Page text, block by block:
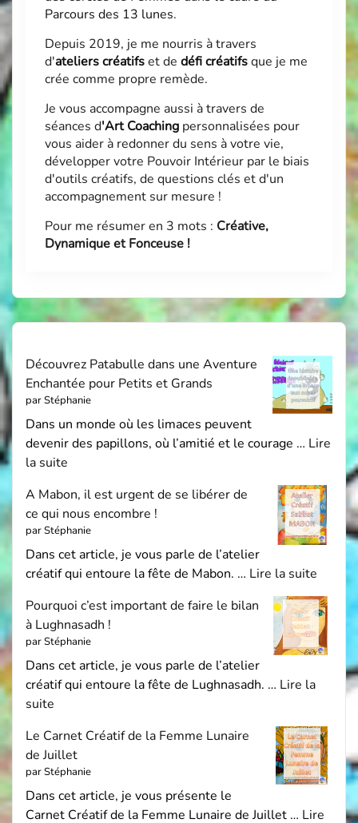
Parcours des 13 lunes.
Depuis 2019, je me nourris à travers
d'ateliers créatifset de défi créatifsque je me
crée comme propre remède.
Je vous accompagne aussi à travers de
séances d'Art Coaching personnalisées pour
vous aider à redonner du sens à votre vie,
développer votre Pouvoir Intérieur par le biais
d'outils créatifs, de questions clés et d'un
accompagnement sur mesure !
Pour me résumer en 3 mots : Créative,
Dynamique et Fonceuse !
Découvrez Patabulle dans une Aventure
Enchantée pour Petits et Grands
par Stéphanie
Dans un monde où les limaces peuvent
devenir des papillons, où l’amitié et le courage … Lire
la suite
A Mabon, il est urgent de se libérer de
ce qui nous encombre !
par Stéphanie
Dans cet article, je vous parle de l’atelier
créatif qui entoure la fête de Mabon. … Lire la suite
Pourquoi c’est important de faire le bilan
à Lughnasadh !
par Stéphanie
Dans cet article, je vous parle de l’atelier
créatif qui entoure la fête de Lughnasadh. … Lire la
suite
Le Carnet Créatif de la Femme Lunaire
de Juillet
par Stéphanie
Dans cet article, je vous présente le
Carnet Créatif de la Femme Lunaire de Juillet … Lire